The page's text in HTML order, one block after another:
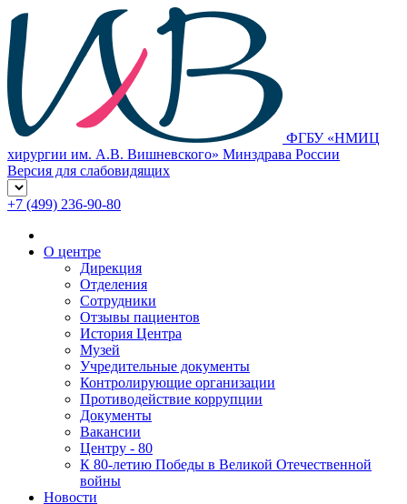
ФГБУ «НМИЦ
хирургии им. А.В. Вишневского» Минздрава России
Версия для слабовидящих
+7 (499) 236-90-80
О центре
Дирекция
Отделения
Сотрудники
Отзывы пациентов
История Центра
Музей
Учредительные документы
Контролирующие организации
Противодействие коррупции
Документы
Вакансии
Центру - 80
К 80-летию Победы в Великой Отечественной
войны
Новости